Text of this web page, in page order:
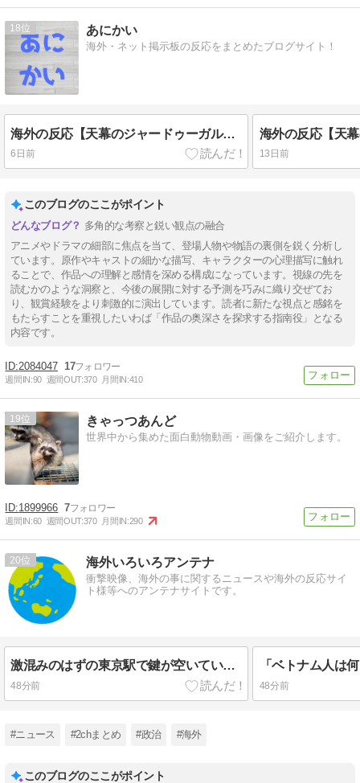
18 あにかい
海外・ネット掲示板の反応をまとめたブログサイト！
海外の反応【天幕のジャードゥーガル】6話 ドレゲネの過去回良すぎた…アニメ・オブ・ザ・イヤーだろこれ
6日前 13日前
このブログのここがポイント
多角的な考察と鋭い観点の融合
アニメやドラマの細部に焦点を当て、登場人物や物語の裏側を鋭く分析し
ています。原作やキャストの細かな描写、キャラクターの心理描写に触れ
ることで、作品への理解と感情を深める構成になっています。視線の先を
読むかのような洞察と、今後の展開に対する予測を巧みに織り交ぜてお
り、観賞経験をより刺激的に演出しています。読者に新たな視点と感銘を
もたらすことを重視したいわば「作品の奥深さを探求する指南役」となる
内容です。
2084047 17
週間IN:90 週間OUT:370 月間IN:410
19 きゃっつあんど
世界中から集めた面白動物動画・画像をご紹介します。
1899966 7
週間IN:60 週間OUT:370 月間IN:290
20 海外いろいろアンテナ
衝撃映像、海外の事に関するニュースや海外の反応サイ
ト様等へのアンテナサイトです。
激混みのはずの東京駅で鍵が空いているコインロッカーが散見、「ラッキー」と思って中を確認してみると……
48分前 48分前
#ニュース #2chまとめ #政治 #海外
このブログのここがポイント